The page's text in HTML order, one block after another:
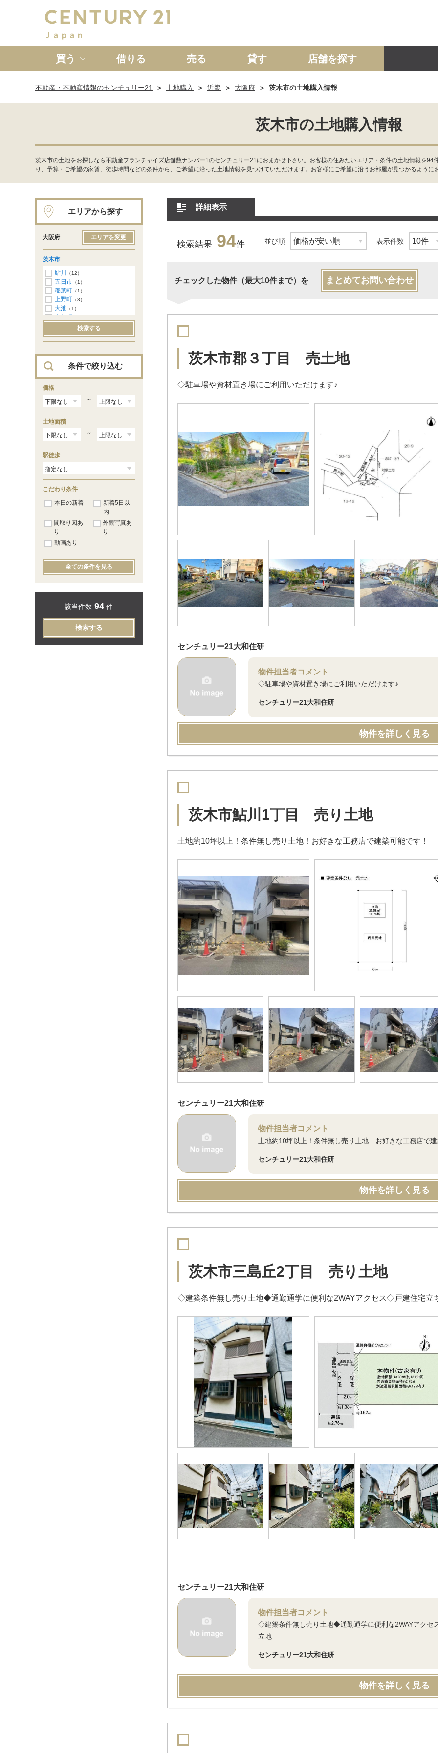
買う
新築一戸建て 中古一戸建て マンション 土地
借りる 売る 貸す 店舗を探す
不動産・不動産情報のセンチュリー21 土地購入 近畿 大阪府 茨木市の土地購入情報
茨木市の土地購入情報
茨木市の土地をお探しなら不動産フランチャイズ店舗数ナンバー1のセンチュリー21におまかせ下さい。お客様の住みたいエリア・条件の土地情報を
り、予算・ご希望の家賃、徒歩時間などの条件から、ご希望に沿った土地情報を見つけていただけます。お客様にご希望に沿うお部屋が見つかるよう
詳細表示
検索結果 94件 並び順 表示件数
チェックした物件（最大10件まで）を まとめてお問い合わせ
茨木市郡３丁目 売土地
◇駐車場や資材置き場にご利用いただけます♪
センチュリー21大和住研
物件担当者コメント
◇駐車場や資材置き場にご利用いただけます♪
センチュリー21大和住研
物件を詳しく見る
茨木市鮎川1丁目 売り土地
土地約10坪以上！条件無し売り土地！お好きな工務店で建築可能です！
センチュリー21大和住研
物件担当者コメント
土地約10坪以上！条件無し売り土地！お好きな工務店で
センチュリー21大和住研
物件を詳しく見る
茨木市三島丘2丁目 売り土地
◇建築条件無し売り土地◆通勤通学に便利な2WAYアクセス◇戸建住宅立
センチュリー21大和住研
物件担当者コメント
◇建築条件無し売り土地◆通勤通学に便利な2WAYアク
立地
センチュリー21大和住研
物件を詳しく見る
エリアから探す
大阪府 エリアを変更
茨木市
鮎川
（12）
五日市 （1）
稲葉町 （1）
上野町 （3）
大池 （1）
大住町
（2）
上穂積（1）
北春日丘（14）
（4）
下中条町 （2）
宿久庄（1）
新堂（1）
総持寺
玉島台（1）
玉瀬町
西安威
西太田町（1）
西福井
橋の内
東太田（2）
水尾 （3）
南安威（3）
南目垣（1）
耳原
山手台 （1）
彩都やまぶき （1）
検索する
条件で絞り込む
価格
～
土地面積
～
駅徒歩
こだわり条件
本日の新着
新着5日以
内
間取り図あ
り
外観写真あ
り
動画あり
全ての条件を見る
該当件数 94 件
検索する